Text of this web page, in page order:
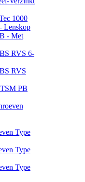
1000
Lenskop
- Met
RVS 6-
RVS
PB
Type
Type
Type